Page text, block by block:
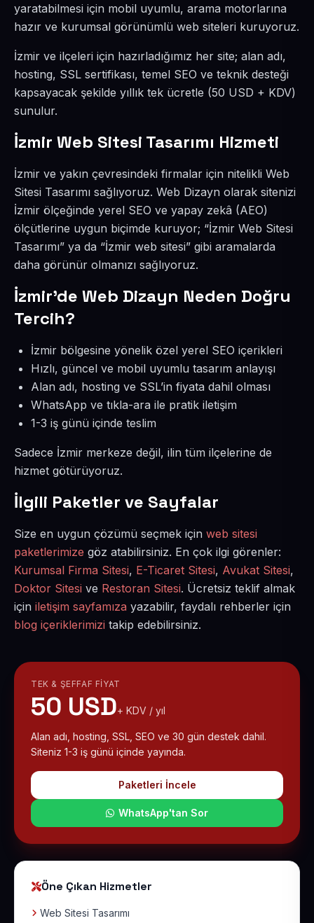
yaratabilmesi için mobil uyumlu, arama motorlarına
hazır ve kurumsal görünümlü web siteleri kuruyoruz.
İzmir ve ilçeleri için hazırladığımız her site; alan adı,
hosting, SSL sertifikası, temel SEO ve teknik desteği
kapsayacak şekilde yıllık tek ücretle (50 USD + KDV)
sunulur.
İzmir Web Sitesi Tasarımı Hizmeti
İzmir ve yakın çevresindeki firmalar için nitelikli Web
Sitesi Tasarımı sağlıyoruz. Web Dizayn olarak sitenizi
İzmir ölçeğinde yerel SEO ve yapay zekâ (AEO)
ölçütlerine uygun biçimde kuruyor; “İzmir Web Sitesi
Tasarımı” ya da “İzmir web sitesi” gibi aramalarda
daha görünür olmanızı sağlıyoruz.
İzmir’de Web Dizayn Neden Doğru
Tercih?
İzmir bölgesine yönelik özel yerel SEO içerikleri
Hızlı, güncel ve mobil uyumlu tasarım anlayışı
Alan adı, hosting ve SSL’in fiyata dahil olması
WhatsApp ve tıkla-ara ile pratik iletişim
1-3 iş günü içinde teslim
Sadece İzmir merkeze değil, ilin tüm ilçelerine de
hizmet götürüyoruz.
İlgili Paketler ve Sayfalar
Size en uygun çözümü seçmek için web sitesi
paketlerimize göz atabilirsiniz. En çok ilgi görenler:
Kurumsal Firma Sitesi, E-Ticaret Sitesi, Avukat Sitesi,
Doktor Sitesi ve Restoran Sitesi. Ücretsiz teklif almak
için iletişim sayfamıza yazabilir, faydalı rehberler için
blog içeriklerimizi takip edebilirsiniz.
TEK & ŞEFFAF FIYAT
50 USD+ KDV / yıl
Alan adı, hosting, SSL, SEO ve 30 gün destek dahil.
Siteniz 1-3 iş günü içinde yayında.
Paketleri İncele
WhatsApp'tan Sor
Öne Çıkan Hizmetler
Web Sitesi Tasarımı